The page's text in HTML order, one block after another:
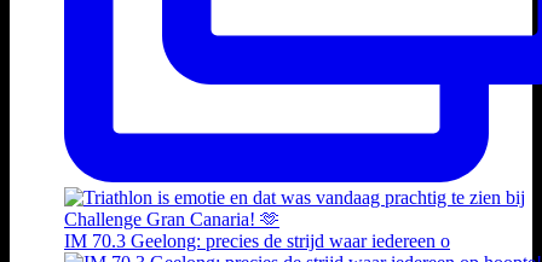
IM 70.3 Geelong: precies de strijd waar iedereen o